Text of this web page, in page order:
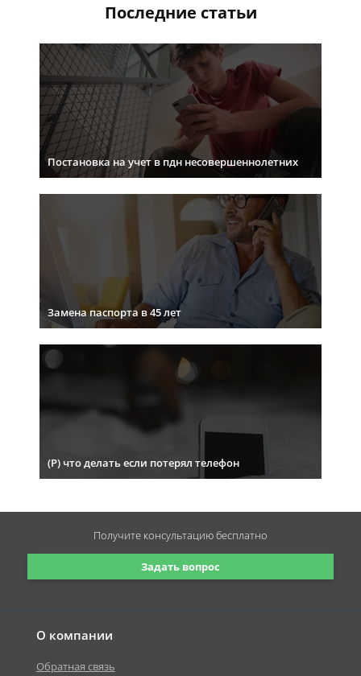
Последние статьи
Постановка на учет в пдн несовершеннолетних
Замена паспорта в 45 лет
(Р) что делать если потерял телефон
О компании
Обратная связь
Задать вопрос
Получите консультациюбесплатно